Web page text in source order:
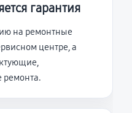
гарантия
на ремонтные
центре, а
ремонта.